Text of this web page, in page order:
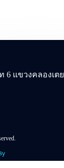
6 แขวงคลองเตย